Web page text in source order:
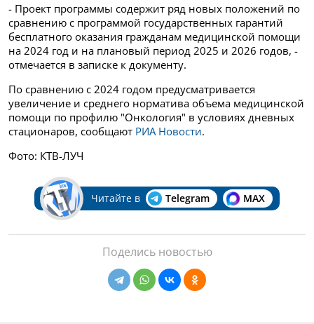
- Проект программы содержит ряд новых положений по
сравнению с программой государственных гарантий
бесплатного оказания гражданам медицинской помощи
на 2024 год и на плановый период 2025 и 2026 годов, -
отмечается в записке к документу.
По сравнению с 2024 годом предусматривается
увеличение и среднего норматива объема медицинской
помощи по профилю "Онкология" в условиях дневных
стационаров, сообщают РИА Новости.
Фото: КТВ-ЛУЧ
Читайте в Telegram MAX
Поделись новостью